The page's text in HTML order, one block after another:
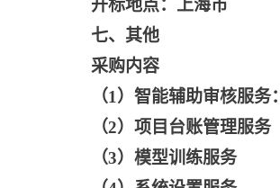
开标地点：上海市
七、其他
采购内容
（1）智能辅助审核服务：
（2）项目台账管理服务
（3）模型训练服务